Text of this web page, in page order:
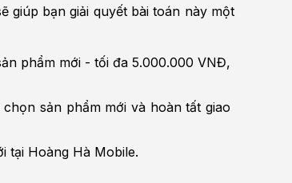
giúp bạn giải quyết bài toán này một
phẩm mới - tối đa 5.000.000 VNĐ,
sản phẩm mới và hoàn tất giao
tại Hoàng Hà Mobile.